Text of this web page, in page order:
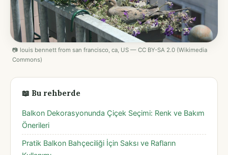
📷 louis bennett from san francisco, ca, US — CC BY-SA 2.0 (Wikimedia
Commons)
📖 Bu rehberde
Balkon Dekorasyonunda Çiçek Seçimi: Renk ve Bakım
Önerileri
Pratik Balkon Bahçeciliği İçin Saksı ve Rafların